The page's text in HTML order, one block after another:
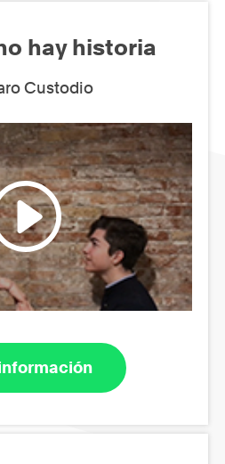
hay historia
Custodio